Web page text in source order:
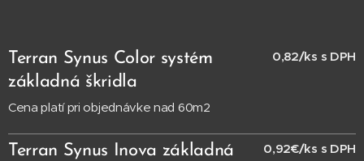
Terran Synus Color systém
základná škridla
Cena platí pri objednávke nad 60m2
0,82/ks s DPH
Terran Synus Inova základná
0,92€/ks s DPH